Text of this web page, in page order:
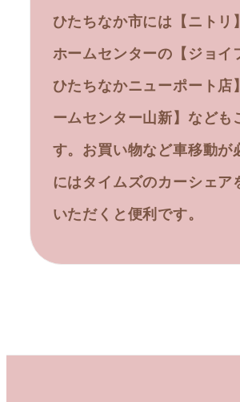
ひたちなか市には【ニトリ
ホームセンターの【ジョイ
ひたちなかニューポート店
ームセンター山新】なども
す。お買い物など車移動が
にはタイムズのカーシェア
いただくと便利です。